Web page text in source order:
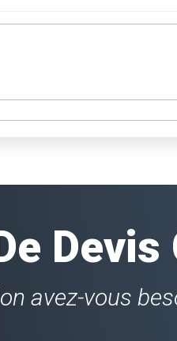
avez-vous